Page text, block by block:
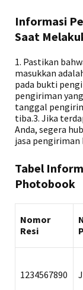
Informasi
Saat
1. Pastikan
masukkan
pada bukti
pengiriman
tanggal
tiba.3. Jika
Anda, segera
jasa
Tabel
Photobook
Nomor
Resi
1234567890